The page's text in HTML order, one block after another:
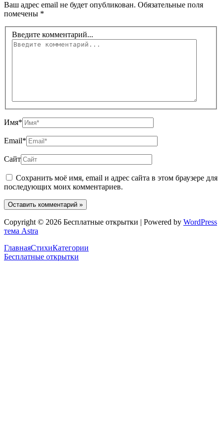
Ваш адрес email не будет опубликован. Обязательные поля
помечены *
Введите комментарий...
Имя*
Email*
Сайт
Сохранить моё имя, email и адрес сайта в этом браузере для
последующих моих комментариев.
Copyright © 2026 Бесплатные открытки | Powered by WordPress
тема Astra
ГлавнаяСтихиКатегории
Бесплатные открытки